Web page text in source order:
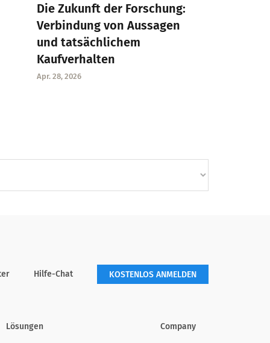
Die Zukunft der Forschung:
Verbindung von Aussagen
und tatsächlichem
Kaufverhalten
Apr. 28, 2026
Hilfe-Chat KOSTENLOS ANMELDEN
Lösungen Company